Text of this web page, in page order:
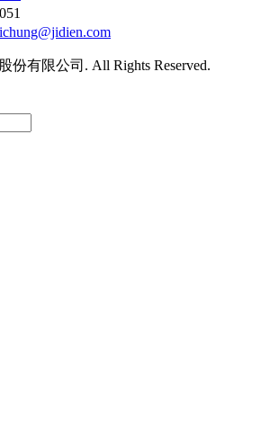
份有限公司. All Rights Reserved.